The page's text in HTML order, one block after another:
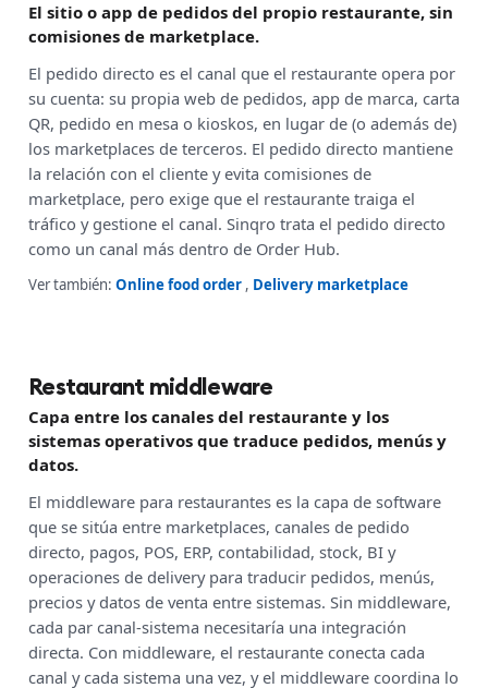
El sitio o app de pedidos del propio restaurante, sin
comisiones de marketplace.
El pedido directo es el canal que el restaurante opera por
su cuenta: su propia web de pedidos, app de marca, carta
QR, pedido en mesa o kioskos, en lugar de (o además de)
los marketplaces de terceros. El pedido directo mantiene
la relación con el cliente y evita comisiones de
marketplace, pero exige que el restaurante traiga el
tráfico y gestione el canal. Sinqro trata el pedido directo
como un canal más dentro de Order Hub.
Ver también: Online food order , Delivery marketplace
Restaurant middleware
Capa entre los canales del restaurante y los
sistemas operativos que traduce pedidos, menús y
datos.
El middleware para restaurantes es la capa de software
que se sitúa entre marketplaces, canales de pedido
directo, pagos, POS, ERP, contabilidad, stock, BI y
operaciones de delivery para traducir pedidos, menús,
precios y datos de venta entre sistemas. Sin middleware,
cada par canal-sistema necesitaría una integración
directa. Con middleware, el restaurante conecta cada
canal y cada sistema una vez, y el middleware coordina lo